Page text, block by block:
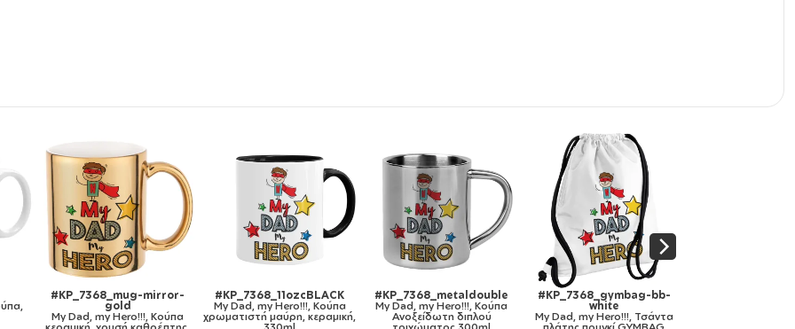
#KP_7368_11ozcBLACK
My Dad, my Hero!!!, Κούπα
χρωματιστή μαύρη, κεραμική,
#KP_7368_metaldouble
My Dad, my Hero!!!, Κούπα
Ανοξείδωτη διπλού
#KP_7368_gymbag-bb-
white
My Dad, my Hero!!!, Τσάντα
#KP_7368_mousepad-
round
My Dad, my Hero!!!,